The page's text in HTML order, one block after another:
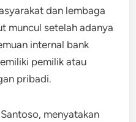
dan lembaga
muncul setelah adanya
internal bank
pemilik atau
pribadi.
menyatakan